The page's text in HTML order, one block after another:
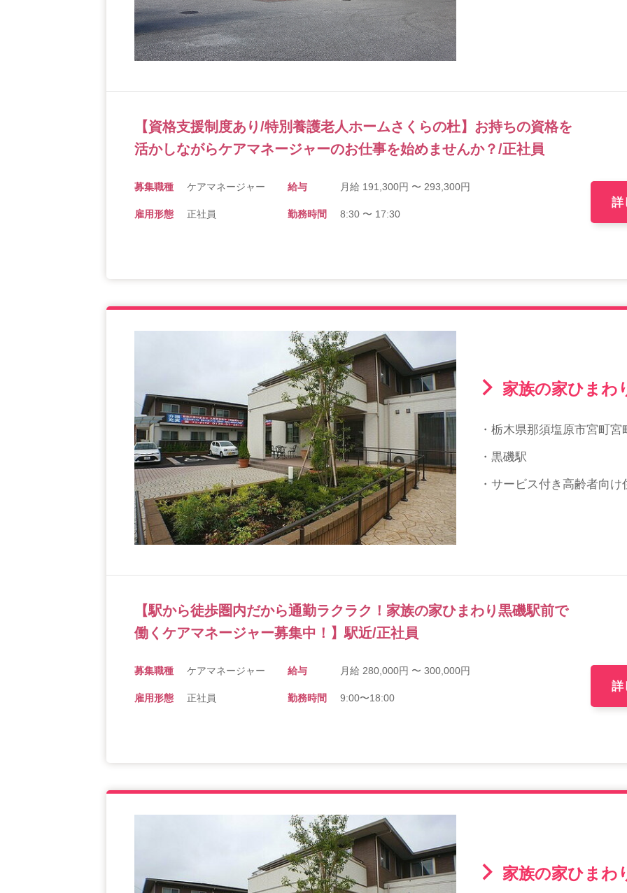
【資格支援制度あり/特別養護老人ホームさくらの杜】お持ちの資格を
活かしながらケアマネージャーのお仕事を始めませんか？/正社員
募集職種 ケアマネージャー 給与 月給 191,300円 〜 293,300円
雇用形態 正社員 勤務時間 8:30 〜 17:30
詳
家族の家ひまわ
・栃木県那須塩原市宮町宮
・黒磯駅
・サービス付き高齢者向け
【駅から徒歩圏内だから通勤ラクラク！家族の家ひまわり黒磯駅前で
働くケアマネージャー募集中！】駅近/正社員
募集職種 ケアマネージャー 給与 月給 280,000円 〜 300,000円
雇用形態 正社員 勤務時間 9:00〜18:00
詳
家族の家ひまわ